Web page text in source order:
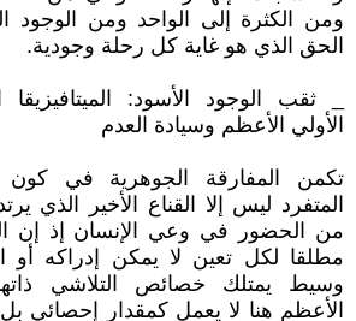
ومن الكثرة إلى الواحد ومن الوجود
الحق الذي هو غاية كل رحلة وجودية.
_ ثقب الوجود الأسود:
الأولي الأعظم وسيادة العدم
تكمن المفارقة الجوهرية في كون
المتفرد ليس إلا القناع الأخير الذي
من الحضور في وعي الإنسان إذ إن
مطلقا لكل تعين لا يمكن إدراكه أو
وسيط يمتلك خصائص التلاشي
الأعظم هنا لا يعمل كمقدار إحصائي